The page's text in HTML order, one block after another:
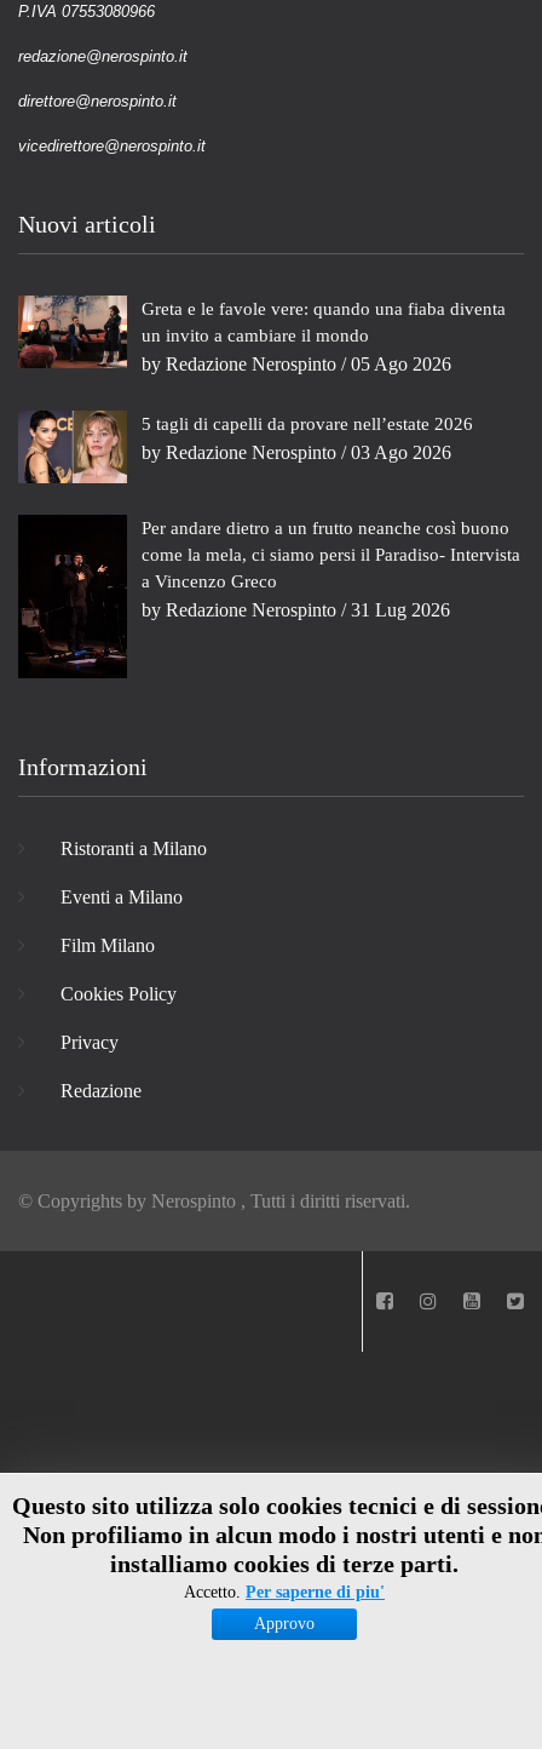
Questo sito utilizza solo cookies tecnici e di
Non profiliamo in alcun modo i nostri utenti e
installiamo cookies di terze parti.
Accetto. Per saperne di piu'
Approvo
P.IVA 07553080966
redazione@nerospinto.it
direttore@nerospinto.it
vicedirettore@nerospinto.it
Nuovi articoli
Greta e le favole vere: quando una fiaba diventa
un invito a cambiare il mondo
by Redazione Nerospinto / 05 Ago 2026
5 tagli di capelli da provare nell’estate 2026
by Redazione Nerospinto / 03 Ago 2026
Per andare dietro a un frutto neanche così buono
come la mela, ci siamo persi il Paradiso- Intervista
a Vincenzo Greco
by Redazione Nerospinto / 31 Lug 2026
Informazioni
Ristoranti a Milano
Eventi a Milano
Film Milano
Cookies Policy
Privacy
Redazione
© Copyrights by Nerospinto , Tutti i diritti riservati.